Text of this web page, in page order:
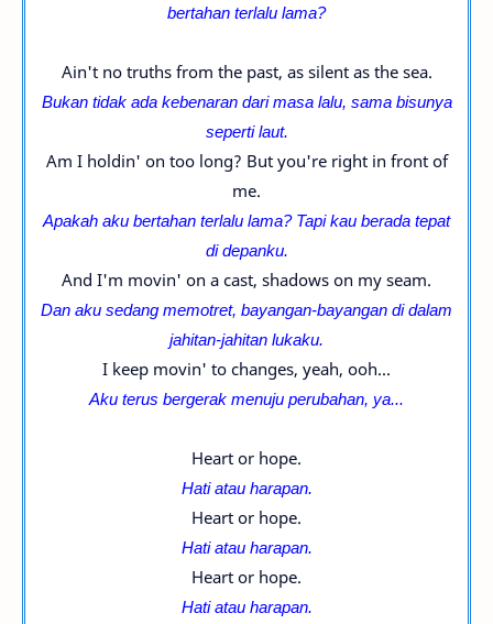
bertahan terlalu lama?
Ain't no truths from the past, as silent as the sea.
Bukan tidak ada kebenaran dari masa lalu, sama bisunya
seperti laut.
Am I holdin' on too long? But you're right in front of
me.
Apakah aku bertahan terlalu lama? Tapi kau berada tepat
di depanku.
And I'm movin' on a cast, shadows on my seam.
Dan aku sedang memotret, bayangan-bayangan di dalam
jahitan-jahitan lukaku.
I keep movin' to changes, yeah, ooh...
Aku terus bergerak menuju perubahan, ya...
Heart or hope.
Hati atau harapan.
Heart or hope.
Hati atau harapan.
Heart or hope.
Hati atau harapan.